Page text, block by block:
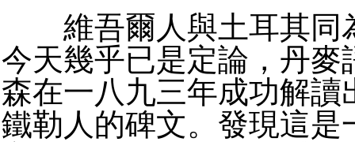
維吾爾人與土耳其同
今天幾乎已是定論，丹麥
森在一八九三年成功解讀
鐵勒人的碑文。發現這是